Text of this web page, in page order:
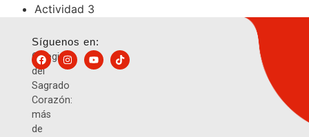
Actividad 3
Colegio
del
Sagrado
Corazón:
más
de
Síguenos en: